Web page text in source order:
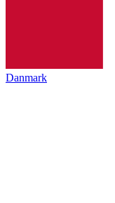
Danmark